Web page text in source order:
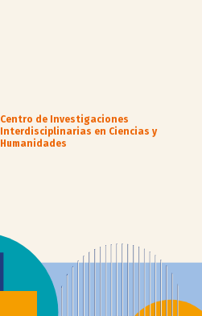
Centro de Investigaciones
Interdisciplinarias en Ciencias y
Humanidades